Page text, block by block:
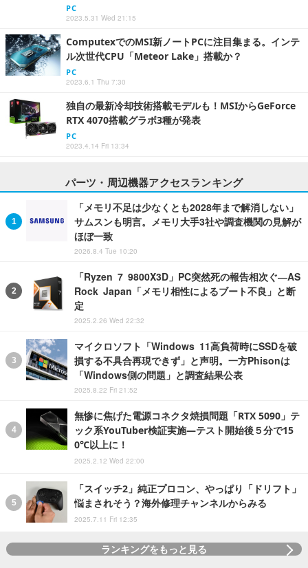
PC
2023.5.31 Wed 21:15
ComputexでのMSI新ノートPCに注目集まる。インテ
ル次世代CPU「Meteor Lake」搭載か？
PC
2023.6.1 Thu 7:30
独自の最新冷却技術搭載モデルも！MSIからGeForce
RTX 4070搭載グラボ3種が発表
PC
2023.4.14 Fri 13:34
パーツ・周辺機器アクセスランキング
「メモリ不足は少なくとも2028年まで解消しない」
サムスンも明言。メモリ大手3社や調査機関の見解が
ほぼ一致
2026.8.4 Tue 10:20
「Ryzen 7 9800X3D」PC突然死の報告相次ぐ―AS
Rock Japan「メモリ相性によるブート不良」と断
定
2025.2.26 Wed 22:32
マイクロソフト「Windows 11高負荷時にSSDを破
損する不具合再現できず」と声明。一方Phisonは
「Windows側の問題」と調査結果公表
2025.8.22 Fri 21:52
無惨に焦げた電源コネクタ焼損問題「RTX 5090」テ
ック系YouTuber検証実施―テスト開始後５分で15
0℃以上に！
2025.2.12 Wed 22:00
「スイッチ2」純正プロコン、やっぱり「ドリフト」
悩まされそう？海外修理チャンネルからみる
2025.7.11 Fri 12:35
ランキングをもっと見る